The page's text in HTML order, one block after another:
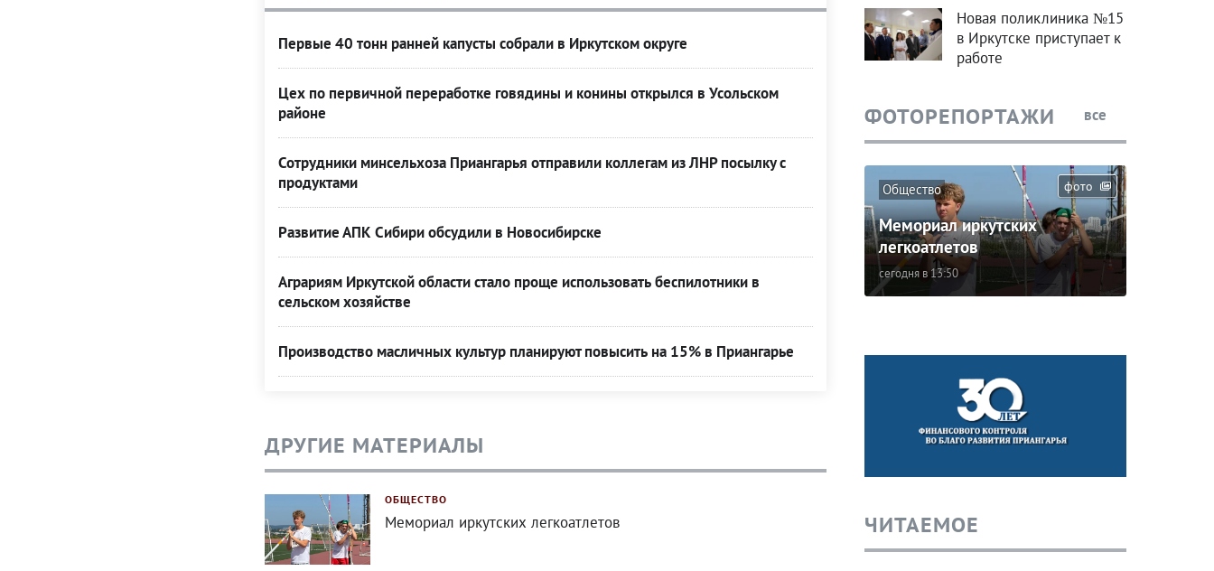
Первые 40 тонн ранней капусты собрали в Иркутском округе
Цех по первичной переработке говядины и конины открылся в Усольском
районе
Сотрудники минсельхоза Приангарья отправили коллегам из ЛНР посылку с
продуктами
Развитие АПК Сибири обсудили в Новосибирске
Аграриям Иркутской области стало проще использовать беспилотники в
сельском хозяйстве
Производство масличных культур планируют повысить на 15% в Приангарье
ДРУГИЕ МАТЕРИАЛЫ
ОБЩЕСТВО
Мемориал иркутских легкоатлетов
Новая поликлиника №15
в Иркутске приступает к
работе
ФОТОРЕПОРТАЖИ все
фото
Общество
Мемориал иркутских
легкоатлетов
сегодня в 13:50
ЧИТАЕМОЕ